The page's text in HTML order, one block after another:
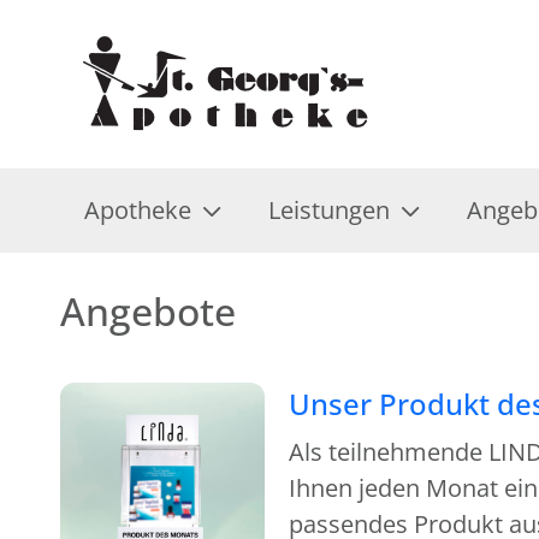
Apotheke Leistungen
Angebote
Unser Produkt
Als teilnehmende
Ihnen jeden Monat
passendes Produkt